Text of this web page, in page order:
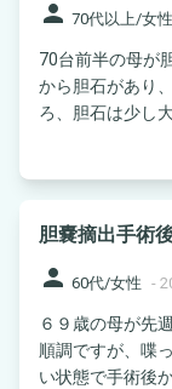
person 70代以上/女性
70台前半の母が胆嚢
から胆石があり
ろ、胆石は少し
胆嚢摘出手術
person 60代/女性 -
６９歳の母が先
順調ですが、喋
い状態で手術後